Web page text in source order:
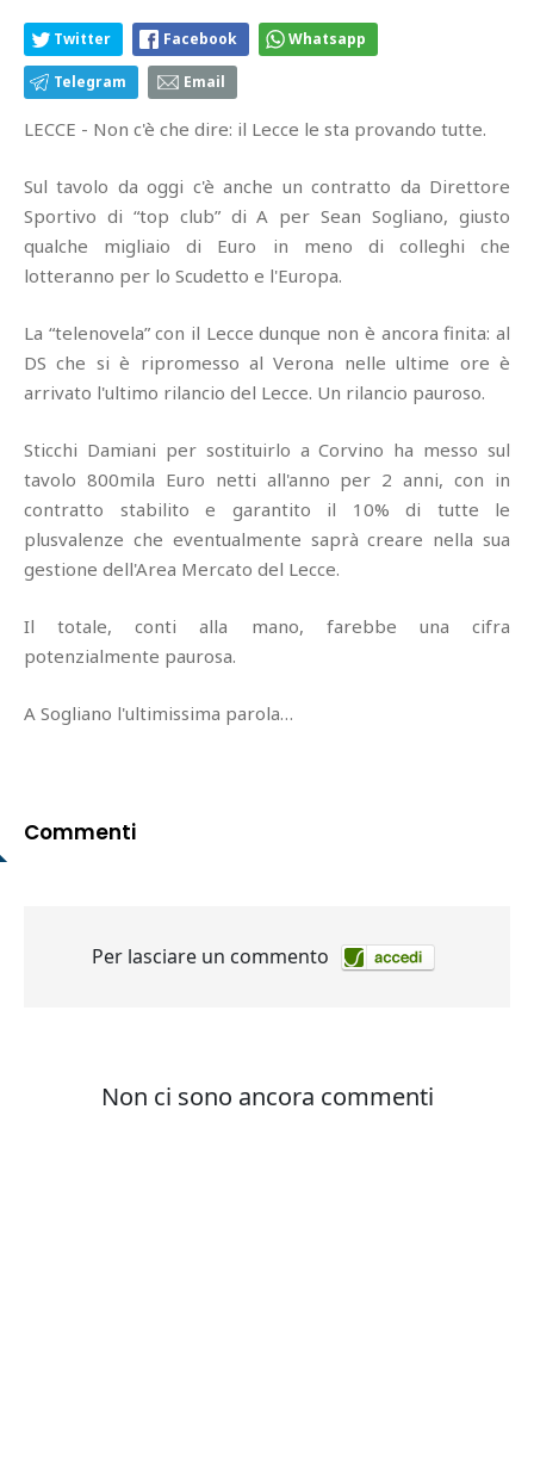
Twitter Facebook Whatsapp
Telegram Email
LECCE - Non c'è che dire: il Lecce le sta provando tutte.
Sul tavolo da oggi c'è anche un contratto da Direttore
Sportivo di “top club” di A per Sean Sogliano, giusto
qualche migliaio di Euro in meno di colleghi che
lotteranno per lo Scudetto e l'Europa.
La “telenovela” con il Lecce dunque non è ancora finita: al
DS che si è ripromesso al Verona nelle ultime ore è
arrivato l'ultimo rilancio del Lecce. Un rilancio pauroso.
Sticchi Damiani per sostituirlo a Corvino ha messo sul
tavolo 800mila Euro netti all'anno per 2 anni, con in
contratto stabilito e garantito il 10% di tutte le
plusvalenze che eventualmente saprà creare nella sua
gestione dell'Area Mercato del Lecce.
Il totale, conti alla mano, farebbe una cifra
potenzialmente paurosa.
A Sogliano l'ultimissima parola…
Commenti